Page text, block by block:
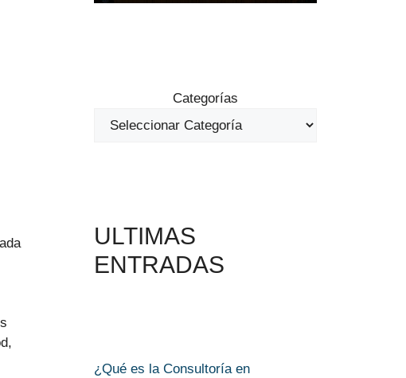
Categorías
ULTIMAS
ENTRADAS
¿Qué es la Consultoría en